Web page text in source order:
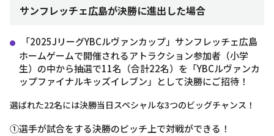
サンフレッチェ広島が決勝に進出した場合
「2025JリーグYBCルヴァンカップ」サンフレッチェ広島
ホームゲームで開催されるアトラクション参加者（小学
生）の中から抽選で11名（合計22名）を「YBCルヴァンカ
ップファイナルキッズイレブン」として決勝にご招待！
選ばれた22名には決勝当日スペシャルな3つのビッグチャンス！
①選手が試合をする決勝のピッチ上で対戦ができる！